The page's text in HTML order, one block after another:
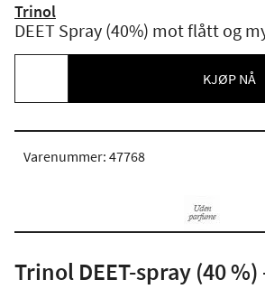
Trinol
DEET Spray (40%) mot flått og
KJØP NÅ
Varenummer: 47768
Trinol DEET-spray (40